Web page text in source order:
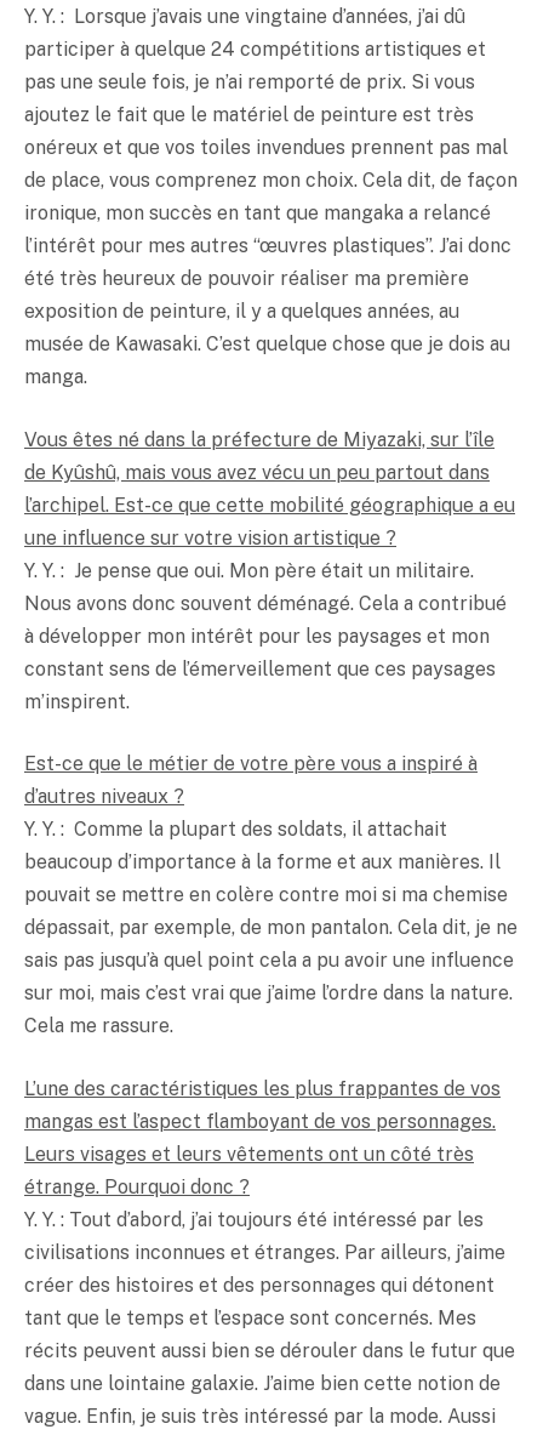
Y. Y. : Lorsque j’avais une vingtaine d’années, j’ai dû
participer à quelque 24 compétitions artistiques et
pas une seule fois, je n’ai remporté de prix. Si vous
ajoutez le fait que le matériel de peinture est très
onéreux et que vos toiles invendues prennent pas mal
de place, vous comprenez mon choix. Cela dit, de façon
ironique, mon succès en tant que mangaka a relancé
l’intérêt pour mes autres “œuvres plastiques”. J’ai donc
été très heureux de pouvoir réaliser ma première
exposition de peinture, il y a quelques années, au
musée de Kawasaki. C’est quelque chose que je dois au
manga.
Vous êtes né dans la préfecture de Miyazaki, sur l’île
de Kyûshû, mais vous avez vécu un peu partout dans
l’archipel. Est-ce que cette mobilité géographique a eu
une influence sur votre vision artistique ?
Y. Y. : Je pense que oui. Mon père était un militaire.
Nous avons donc souvent déménagé. Cela a contribué
à développer mon intérêt pour les paysages et mon
constant sens de l’émerveillement que ces paysages
m’inspirent.
Est-ce que le métier de votre père vous a inspiré à
d’autres niveaux ?
Y. Y. : Comme la plupart des soldats, il attachait
beaucoup d’importance à la forme et aux manières. Il
pouvait se mettre en colère contre moi si ma chemise
dépassait, par exemple, de mon pantalon. Cela dit, je ne
sais pas jusqu’à quel point cela a pu avoir une influence
sur moi, mais c’est vrai que j’aime l’ordre dans la nature.
Cela me rassure.
L’une des caractéristiques les plus frappantes de vos
mangas est l’aspect flamboyant de vos personnages.
Leurs visages et leurs vêtements ont un côté très
étrange. Pourquoi donc ?
Y. Y. : Tout d’abord, j’ai toujours été intéressé par les
civilisations inconnues et étranges. Par ailleurs, j’aime
créer des histoires et des personnages qui détonent
tant que le temps et l’espace sont concernés. Mes
récits peuvent aussi bien se dérouler dans le futur que
dans une lointaine galaxie. J’aime bien cette notion de
vague. Enfin, je suis très intéressé par la mode. Aussi